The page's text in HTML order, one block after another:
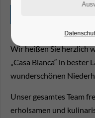
Wir heißen Sie herzlich
„Casa Bianca“ in bester
wunderschönen
Unser gesamtes Team
erholsamen und